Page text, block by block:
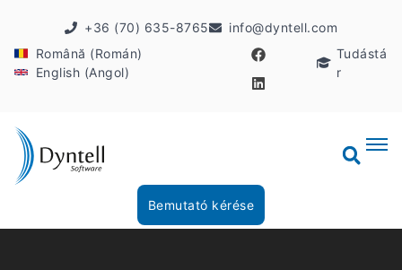
+36 (70) 635-8765
info@dyntell.com
Română (Román)
English (Angol)
Tudástá
r
Bemutató kérése